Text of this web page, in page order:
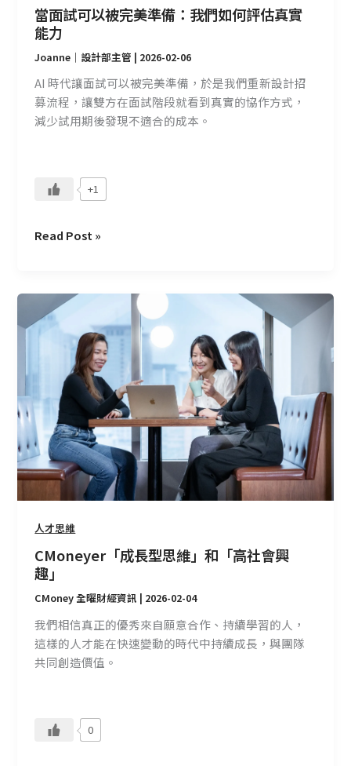
當面試可以被完美準備：我們如何評估真實
能力
Joanne｜設計部主管 | 2026-02-06
AI 時代讓面試可以被完美準備，於是我們重新設計招
募流程，讓雙方在面試階段就看到真實的協作方式，
減少試用期後發現不適合的成本。
+1
們
如
評
估
真
實
Read Post »
人才思維
CMoneyer「成長型思維」和「高社會興
趣」
CMoney 全曜財經資訊 | 2026-02-04
我們相信真正的優秀來自願意合作、持續學習的人，
這樣的人才能在快速變動的時代中持續成長，與團隊
共同創造價值。
0
CMoneyer「成
長
型
維」
和
「高
社
會
興